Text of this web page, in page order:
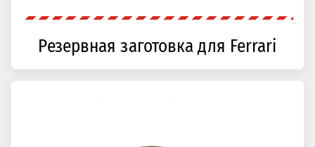
Резервная заготовка для Ferrari